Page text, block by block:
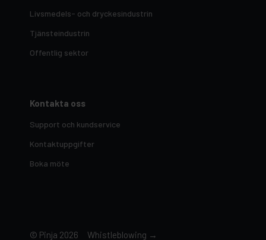
Livsmedels- och dryckesindustrin
Tjänsteindustrin
Offentlig sektor
Kontakta oss
Support och kundservice
Kontaktuppgifter
Boka möte
© Pinja 2026 Whistleblowing →